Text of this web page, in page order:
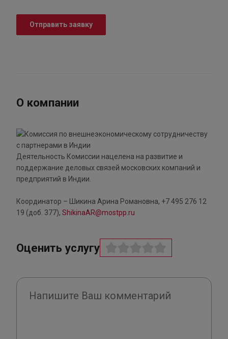
Отправить заявку
О компании
Деятельность Комиссии нацелена на развитие и
поддержание деловых связей московских компаний и
предприятий в Индии.
Координатор – Шикина Арина Романовна, +7 495 276 12
19 (доб. 377), ShikinaAR@mostpp.ru
Оценить услугу